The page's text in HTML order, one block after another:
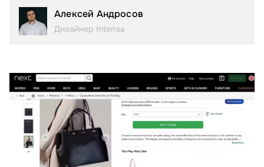
Алексей Андросов
Дизайнер Intensa